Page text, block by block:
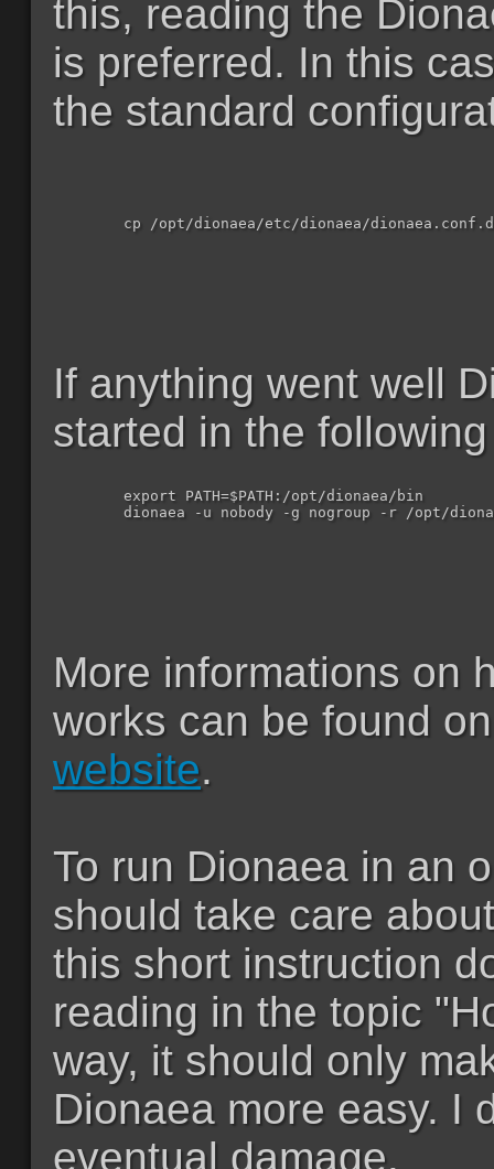
this, reading the
is preferred. In this
the standard
If anything went well
started in the
More informations on
works can be found
website.
To run Dionaea in an
should take care
this short instruction
reading in the topic
way, it should only
Dionaea more easy. I
eventual damage.